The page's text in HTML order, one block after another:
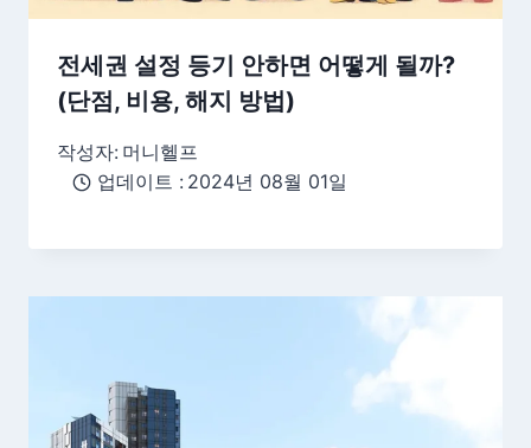
전세권 설정 등기 안하면 어떻게 될까?
(단점, 비용, 해지 방법)
작성자: 머니헬프
업데이트 : 2024년 08월 01일